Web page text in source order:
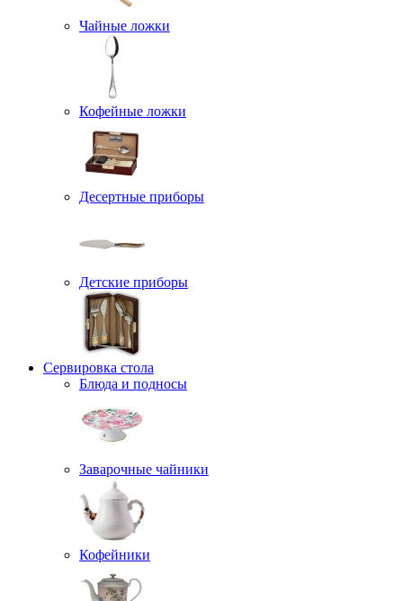
Чайные ложки
Кофейные ложки
Десертные приборы
Детские приборы
Сервировка стола
Блюда и подносы
Заварочные чайники
Кофейники